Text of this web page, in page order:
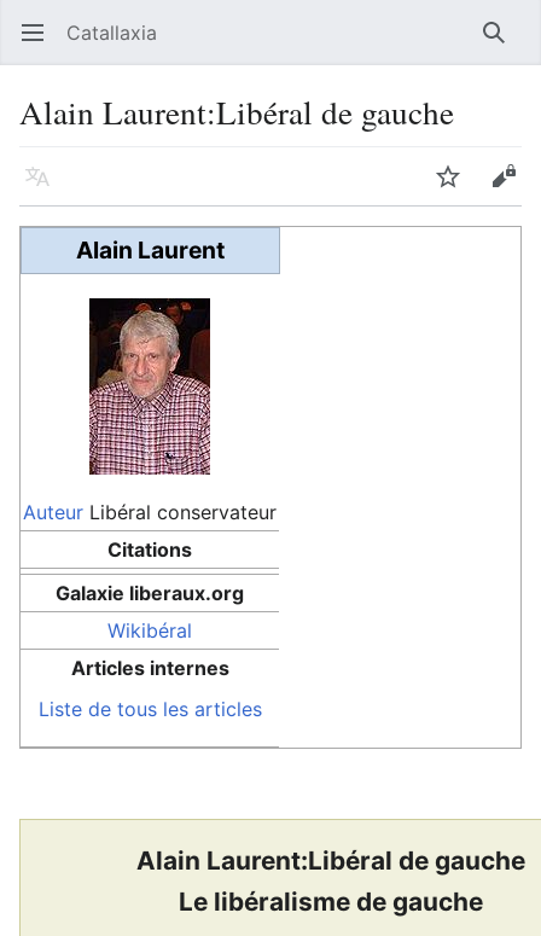
Ouvrir le menu principal Catallaxia
Alain Laurent:Libéral de gauche
Langue Suivre
Alain Laurent
Auteur Libéral conservateur
Citations
Galaxie liberaux.org
Wikibéral
Articles internes
Liste de tous les articles
Alain Laurent:Libéral de gauche
Le libéralisme de gauche